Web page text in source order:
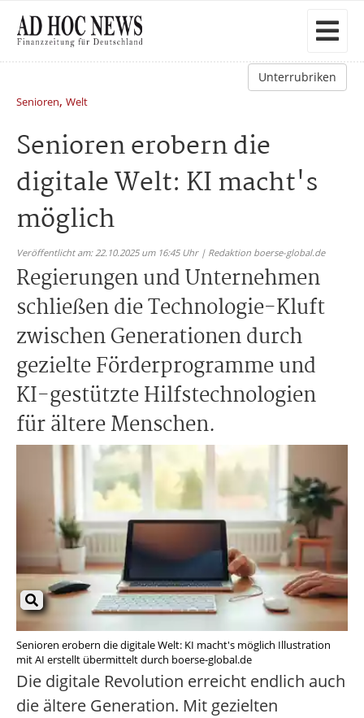
Unterrubriken
Senioren, Welt
Senioren erobern die
digitale Welt: KI macht's
möglich
Veröffentlicht am: 22.10.2025 um 16:45 Uhr | Redaktion boerse-global.de
Regierungen und Unternehmen
schließen die Technologie-Kluft
zwischen Generationen durch
gezielte Förderprogramme und
KI-gestützte Hilfstechnologien
für ältere Menschen.
Senioren erobern die digitale Welt: KI macht's möglich Illustration
mit AI erstellt übermittelt durch boerse-global.de
Die digitale Revolution erreicht endlich auch
die ältere Generation. Mit gezielten